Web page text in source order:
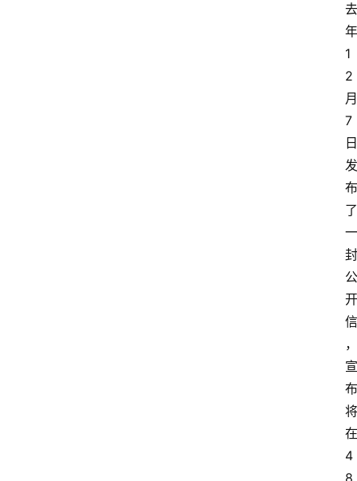
去
年
1
2
月
7
日
发
布
了
一
封
公
开
信
，
宣
布
将
在
4
8